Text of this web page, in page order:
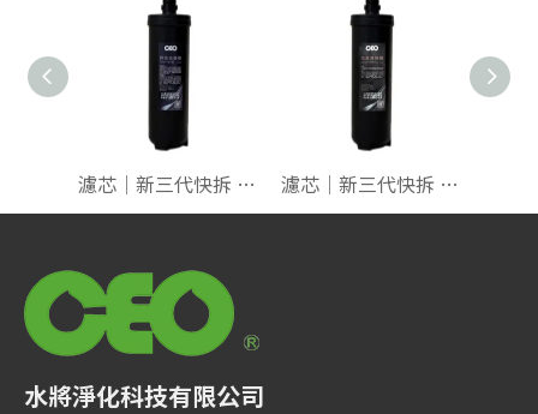
濾芯｜新三代快拆 抑垢抗菌碳【水垢剋星】 濾芯｜新三代快拆 載銀燒結碳【洗滌專用】
水將淨化科技有限公司